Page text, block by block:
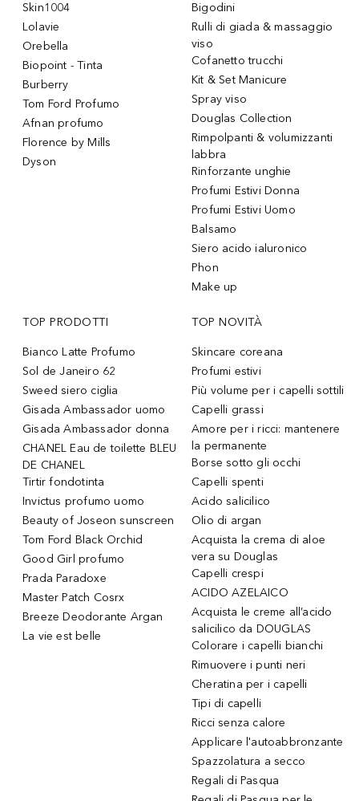
Skin1004
Lolavie
Orebella
Biopoint - Tinta
Burberry
Tom Ford Profumo
Afnan profumo
Florence by Mills
Dyson
Bigodini
Rulli di giada & massaggio
viso
Cofanetto trucchi
Kit & Set Manicure
Spray viso
Douglas Collection
Rimpolpanti & volumizzanti
labbra
Rinforzante unghie
Profumi Estivi Donna
Profumi Estivi Uomo
Balsamo
Siero acido ialuronico
Phon
Make up
TOP PRODOTTI
Bianco Latte Profumo
Sol de Janeiro 62
Sweed siero ciglia
Gisada Ambassador uomo
Gisada Ambassador donna
CHANEL Eau de toilette BLEU
DE CHANEL
Tirtir fondotinta
Invictus profumo uomo
Beauty of Joseon sunscreen
Tom Ford Black Orchid
Good Girl profumo
Prada Paradoxe
Master Patch Cosrx
Breeze Deodorante Argan
La vie est belle
TOP NOVITÀ
Skincare coreana
Profumi estivi
Più volume per i capelli sottili
Capelli grassi
Amore per i ricci: mantenere
la permanente
Borse sotto gli occhi
Capelli spenti
Acido salicilico
Olio di argan
Acquista la crema di aloe
vera su Douglas
Capelli crespi
ACIDO AZELAICO
Acquista le creme all’acido
salicilico da DOUGLAS
Colorare i capelli bianchi
Rimuovere i punti neri
Cheratina per i capelli
Tipi di capelli
Ricci senza calore
Applicare l'autoabbronzante
Spazzolatura a secco
Regali di Pasqua